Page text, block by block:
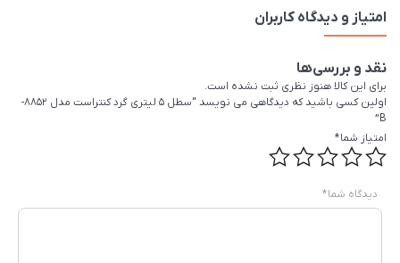
امتیاز و دیدگاه کاربران
نقد و بررسی‌ها
برای این کالا هنوز نظری ثبت نشده است.
اولین کسی باشید که دیدگاهی می نویسد “سطل 5 لیتری گرد کنتراست مدل 8852-
B”
امتیاز شما*
دیدگاه شما*